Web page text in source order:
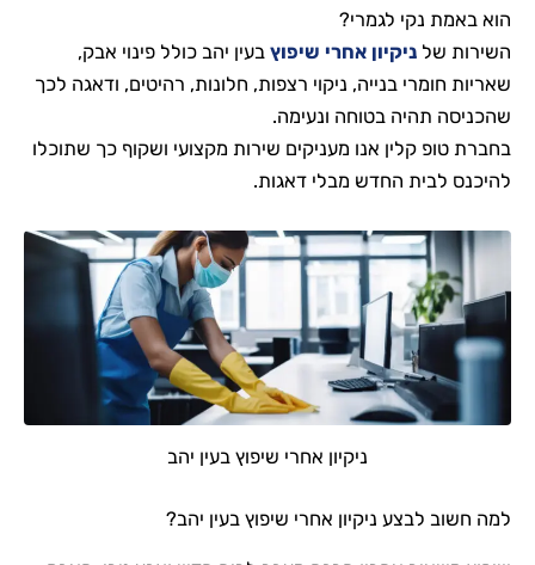
הוא באמת נקי לגמרי?
השירות של ניקיון אחרי שיפוץ בעין יהב כולל פינוי אבק,
שאריות חומרי בנייה, ניקוי רצפות, חלונות, רהיטים, ודאגה לכך
שהכניסה תהיה בטוחה ונעימה.
בחברת טופ קלין אנו מעניקים שירות מקצועי ושקוף כך שתוכלו
להיכנס לבית החדש מבלי דאגות.
ניקיון אחרי שיפוץ בעין יהב
למה חשוב לבצע ניקיון אחרי שיפוץ בעין יהב?